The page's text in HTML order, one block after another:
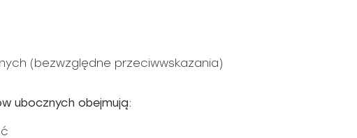
(bezwzględne przeciwwskazania)
ubocznych obejmują: